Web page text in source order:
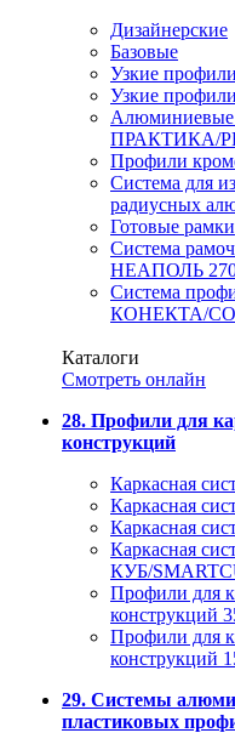
Дизайнерские
Базовые
Узкие профили
Узкие
Алюминиевые
ПРАКТИКА/
Профили
Система для
радиусных
Готовые рамки
Система
НЕАПОЛЬ
Система
КОНЕКТА/
Каталоги
Смотреть онлайн
28. Профили для
конструкций
Каркасная
Каркасная
Каркасная
Каркасная
КУБ/
Профили для
конструкций
Профили для
конструкций
29. Системы
пластиковых